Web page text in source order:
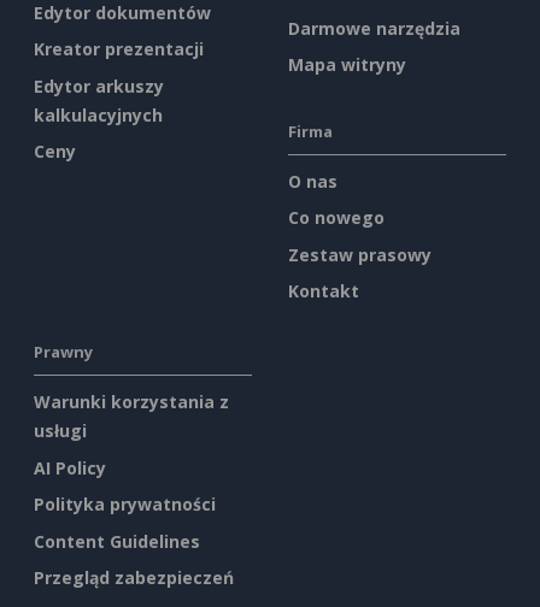
Edytor dokumentów
Kreator prezentacji
Edytor arkuszy
kalkulacyjnych
Ceny
Darmowe narzędzia
Mapa witryny
Firma
O nas
Co nowego
Zestaw prasowy
Kontakt
Prawny
Warunki korzystania z
usługi
AI Policy
Polityka prywatności
Content Guidelines
Przegląd zabezpieczeń